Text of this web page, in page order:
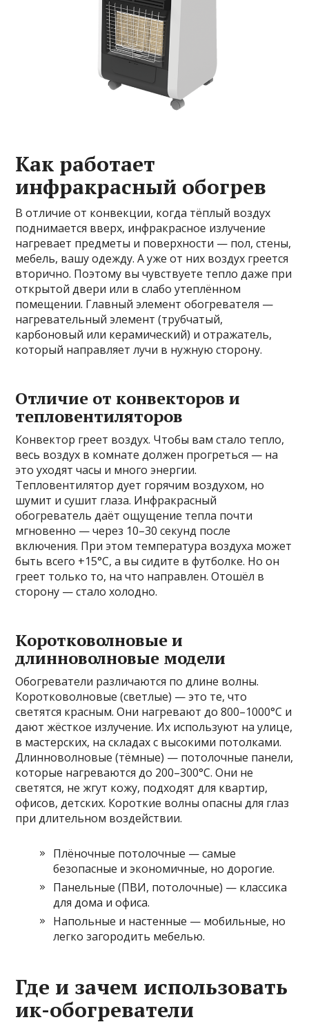
Как работает
инфракрасный обогрев
В отличие от конвекции, когда тёплый воздух
поднимается вверх, инфракрасное излучение
нагревает предметы и поверхности — пол, стены,
мебель, вашу одежду. А уже от них воздух греется
вторично. Поэтому вы чувствуете тепло даже при
открытой двери или в слабо утеплённом
помещении. Главный элемент обогревателя —
нагревательный элемент (трубчатый,
карбоновый или керамический) и отражатель,
который направляет лучи в нужную сторону.
Отличие от конвекторов и
тепловентиляторов
Конвектор греет воздух. Чтобы вам стало тепло,
весь воздух в комнате должен прогреться — на
это уходят часы и много энергии.
Тепловентилятор дует горячим воздухом, но
шумит и сушит глаза. Инфракрасный
обогреватель даёт ощущение тепла почти
мгновенно — через 10–30 секунд после
включения. При этом температура воздуха может
быть всего +15°C, а вы сидите в футболке. Но он
греет только то, на что направлен. Отошёл в
сторону — стало холодно.
Коротковолновые и
длинноволновые модели
Обогреватели различаются по длине волны.
Коротковолновые (светлые) — это те, что
светятся красным. Они нагревают до 800–1000°C и
дают жёсткое излучение. Их используют на улице,
в мастерских, на складах с высокими потолками.
Длинноволновые (тёмные) — потолочные панели,
которые нагреваются до 200–300°C. Они не
светятся, не жгут кожу, подходят для квартир,
офисов, детских. Короткие волны опасны для глаз
при длительном воздействии.
Плёночные потолочные — самые
безопасные и экономичные, но дорогие.
Панельные (ПВИ, потолочные) — классика
для дома и офиса.
Напольные и настенные — мобильные, но
легко загородить мебелью.
Где и зачем использовать
ик-обогреватели